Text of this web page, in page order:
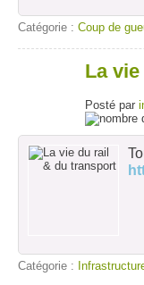
Catégorie : Coup de
La
Posté par
Catégorie :